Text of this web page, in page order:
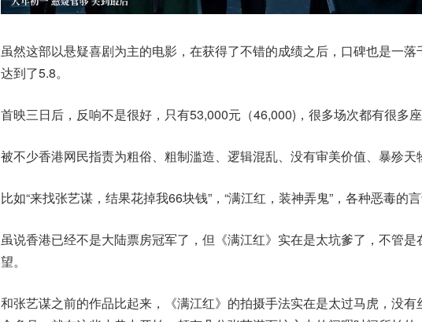
虽然这部以悬疑喜剧为主的电影，在获得了不错的成绩之后，口碑也是一
达到了5.8。
首映三日后，反响不是很好，只有53,000元（46,000)，很多场次都有很多座
被不少香港网民指责为粗俗、粗制滥造、逻辑混乱、没有审美价值、暴殄天
比如“来找张艺谋，结果花掉我66块钱”，“满江红，装神弄鬼”，各种恶毒的
虽说香港已经不是大陆票房冠军了，但《满江红》实在是太坑爹了，不管
望。
和张艺谋之前的作品比起来，《满江红》的拍摄手法实在是太过马虎，没